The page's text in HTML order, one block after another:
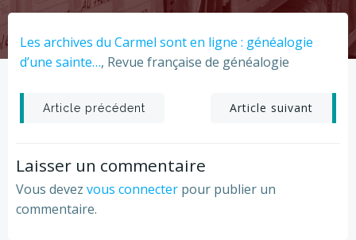
Les archives du Carmel sont en ligne : généalogie
d’une sainte…, Revue française de généalogie
Post
navigation
Article précédent
Post
navigation
Article suivant
Laisser un commentaire
Vous devez vous connecter pour publier un
commentaire.